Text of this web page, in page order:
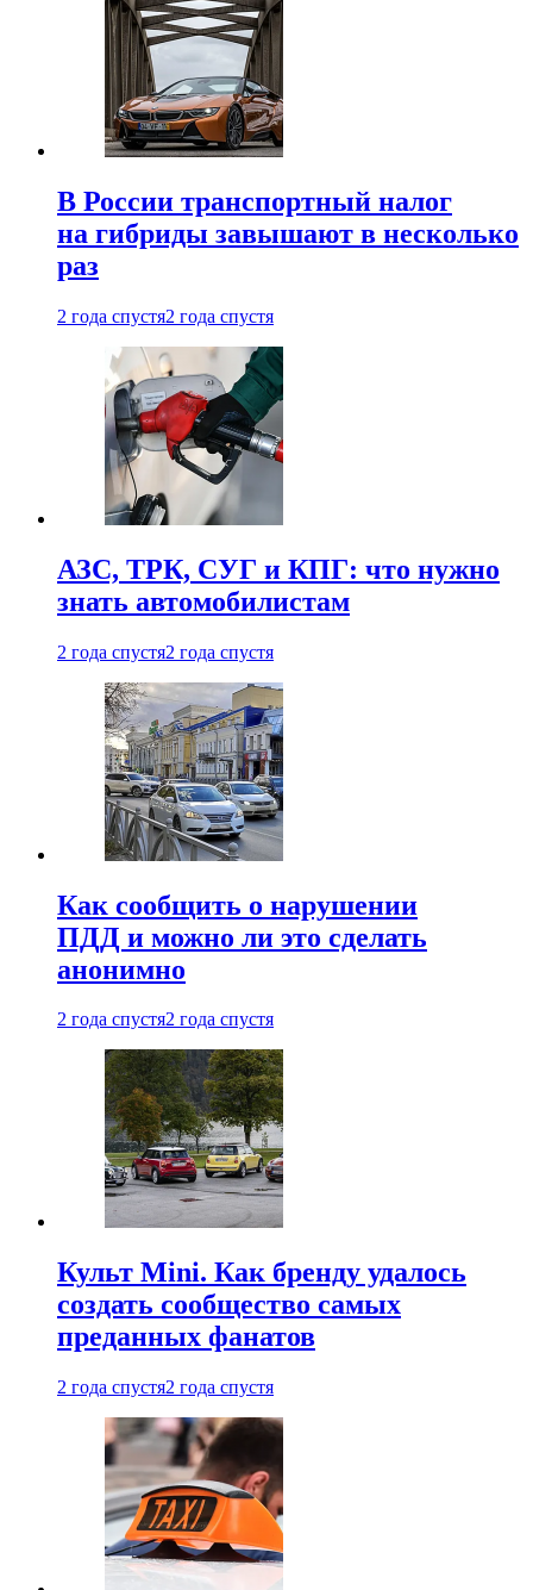
В России транспортный налог
на гибриды завышают в несколько
раз
2 года спустя2 года спустя
АЗС, ТРК, СУГ и КПГ: что нужно
знать автомобилистам
2 года спустя2 года спустя
Как сообщить о нарушении
ПДД и можно ли это сделать
анонимно
2 года спустя2 года спустя
Культ Mini. Как бренду удалось
создать сообщество самых
преданных фанатов
2 года спустя2 года спустя